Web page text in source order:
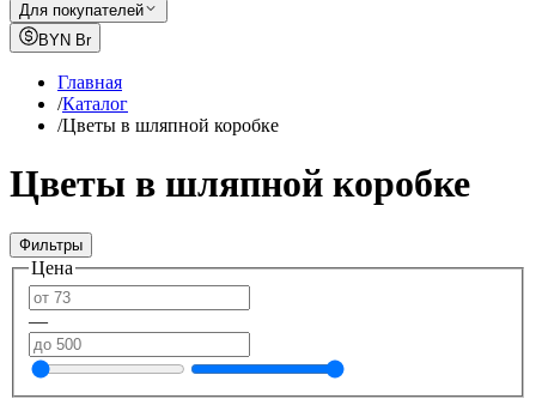
Для покупателей
BYN Br
Главная
/Каталог
/Цветы в шляпной коробке
Цветы в шляпной коробке
Фильтры
Цена
—